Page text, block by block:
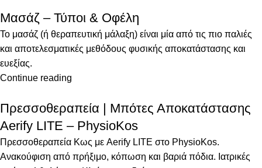
Μασάζ – Τύποι & Οφέλη
Το μασάζ (ή θεραπευτική μάλαξη) είναι μία από τις πιο παλιές
και αποτελεσματικές μεθόδους φυσικής αποκατάστασης και
ευεξίας.
Continue reading
Πρεσσοθεραπεία | Μπότες Αποκατάστασης
Aerify LITE – PhysioKos
Πρεσσοθεραπεία Κως με Aerify LITE στο PhysioKos.
Ανακούφιση από πρήξιμο, κόπωση και βαριά πόδια. Ιατρικές